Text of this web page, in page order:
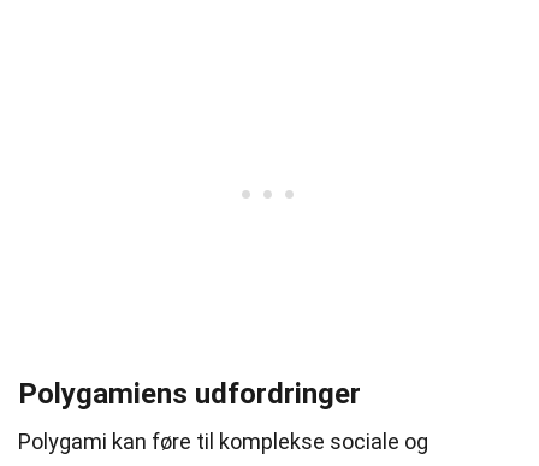
Polygamiens udfordringer
Polygami kan føre til komplekse sociale og